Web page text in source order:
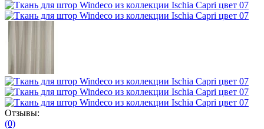
Отзывы:
(0)